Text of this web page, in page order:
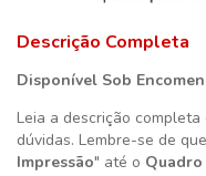
Descrição Completa
Disponível Sob
Leia a descrição
dúvidas. Lembre-se de
Impressão" até o Quadro